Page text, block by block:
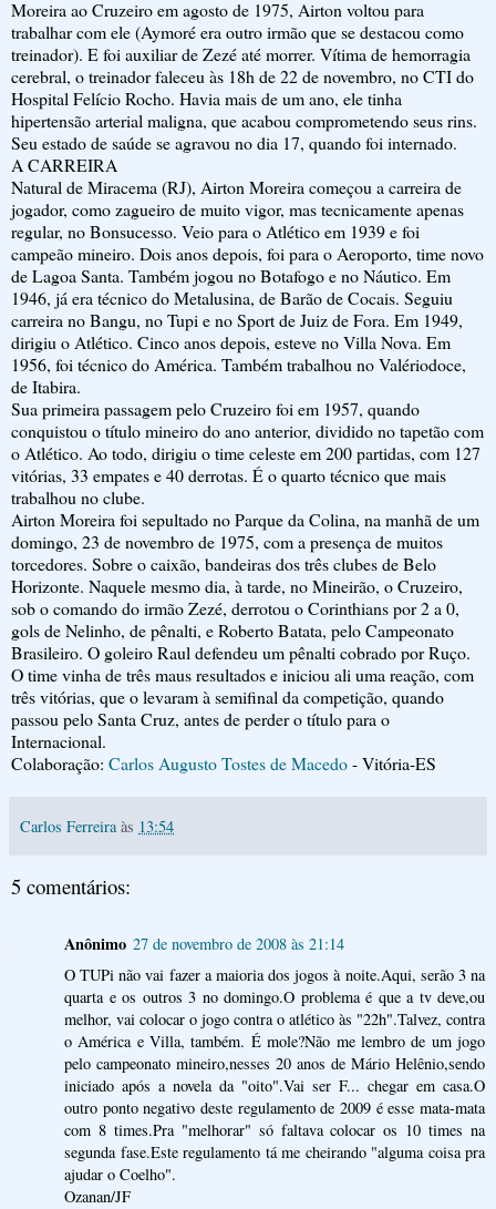
Moreira ao Cruzeiro em agosto de 1975, Airton voltou para
trabalhar com ele (Aymoré era outro irmão que se destacou como
treinador). E foi auxiliar de Zezé até morrer. Vítima de hemorragia
cerebral, o treinador faleceu às 18h de 22 de novembro, no CTI do
Hospital Felício Rocho. Havia mais de um ano, ele tinha
hipertensão arterial maligna, que acabou comprometendo seus rins.
Seu estado de saúde se agravou no dia 17, quando foi internado.
A CARREIRA
Natural de Miracema (RJ), Airton Moreira começou a carreira de
jogador, como zagueiro de muito vigor, mas tecnicamente apenas
regular, no Bonsucesso. Veio para o Atlético em 1939 e foi
campeão mineiro. Dois anos depois, foi para o Aeroporto, time novo
de Lagoa Santa. Também jogou no Botafogo e no Náutico. Em
1946, já era técnico do Metalusina, de Barão de Cocais. Seguiu
carreira no Bangu, no Tupi e no Sport de Juiz de Fora. Em 1949,
dirigiu o Atlético. Cinco anos depois, esteve no Villa Nova. Em
1956, foi técnico do América. Também trabalhou no Valériodoce,
de Itabira.
Sua primeira passagem pelo Cruzeiro foi em 1957, quando
conquistou o título mineiro do ano anterior, dividido no tapetão com
o Atlético. Ao todo, dirigiu o time celeste em 200 partidas, com 127
vitórias, 33 empates e 40 derrotas. É o quarto técnico que mais
trabalhou no clube.
Airton Moreira foi sepultado no Parque da Colina, na manhã de um
domingo, 23 de novembro de 1975, com a presença de muitos
torcedores. Sobre o caixão, bandeiras dos três clubes de Belo
Horizonte. Naquele mesmo dia, à tarde, no Mineirão, o Cruzeiro,
sob o comando do irmão Zezé, derrotou o Corinthians por 2 a 0,
gols de Nelinho, de pênalti, e Roberto Batata, pelo Campeonato
Brasileiro. O goleiro Raul defendeu um pênalti cobrado por Ruço.
O time vinha de três maus resultados e iniciou ali uma reação, com
três vitórias, que o levaram à semifinal da competição, quando
passou pelo Santa Cruz, antes de perder o título para o
Internacional.
Colaboração: Carlos Augusto Tostes de Macedo- Vitória-ES
Carlos Ferreira às 13:54
5 comentários:
Anônimo 27 de novembro de 2008 às 21:14
O TUPi não vai fazer a maioria dos jogos à noite.Aqui, serão 3 na
quarta e os outros 3 no domingo.O problema é que a tv deve,ou
melhor, vai colocar o jogo contra o atlético às "22h".Talvez, contra
o América e Villa, também. É mole?Não me lembro de um jogo
pelo campeonato mineiro,nesses 20 anos de Mário Helênio,sendo
iniciado após a novela da "oito".Vai ser F... chegar em casa.O
outro ponto negativo deste regulamento de 2009 é esse mata-mata
com 8 times.Pra "melhorar" só faltava colocar os 10 times na
segunda fase.Este regulamento tá me cheirando "alguma coisa pra
ajudar o Coelho".
Ozanan/JF